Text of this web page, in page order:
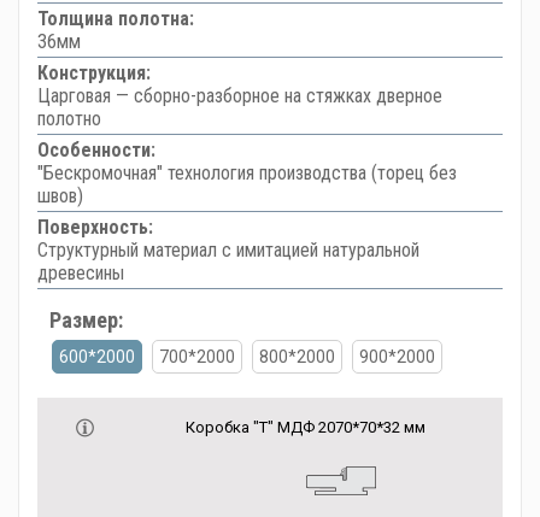
Толщина полотна:
36мм
Конструкция:
Царговая — сборно-разборное на стяжках дверное
полотно
Особенности:
"Бескромочная" технология производства (торец без
швов)
Поверхность:
Структурный материал с имитацией натуральной
древесины
Размер:
600*2000 700*2000 800*2000 900*2000
Коробка "Т" МДФ 2070*70*32 мм